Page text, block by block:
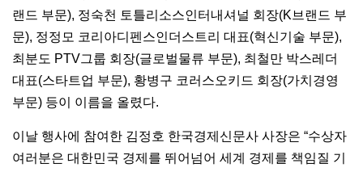
랜드 부문), 정숙천 토틀리소스인터내셔널 회장(K브랜드 부
문), 정정모 코리아디펜스인더스트리 대표(혁신기술 부문),
최분도 PTV그룹 회장(글로벌물류 부문), 최철만 박스레더
대표(스타트업 부문), 황병구 코러스오키드 회장(가치경영
부문) 등이 이름을 올렸다.
이날 행사에 참여한 김정호 한국경제신문사 사장은 “수상자
여러분은 대한민국 경제를 뛰어넘어 세계 경제를 책임질 기